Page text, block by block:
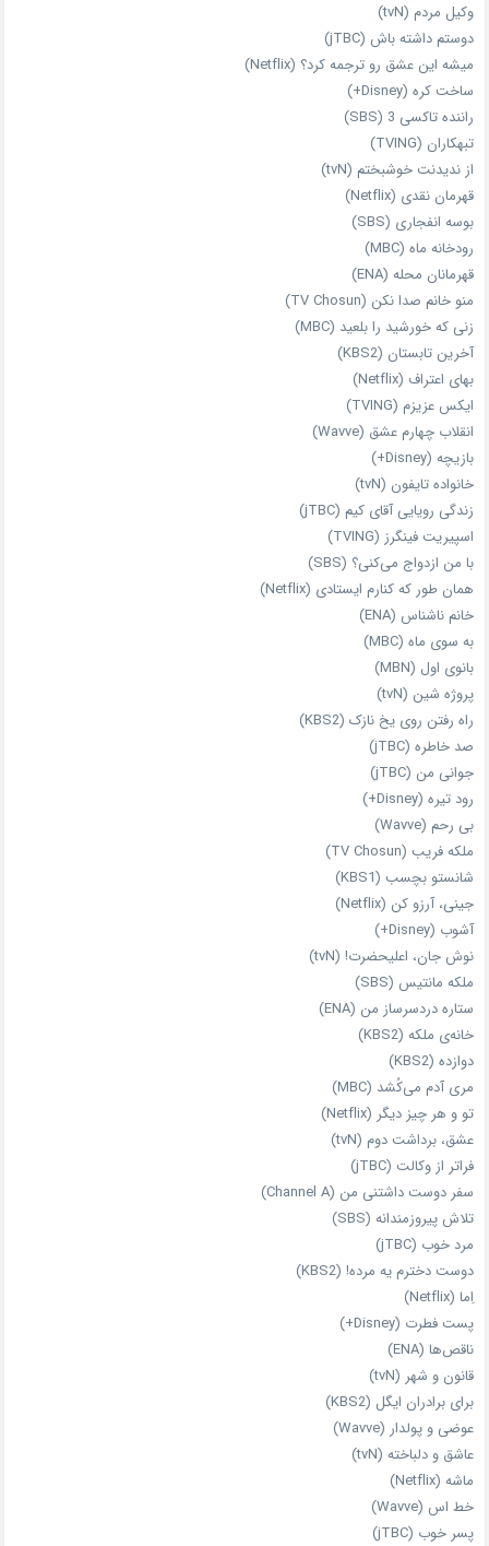
وکیل مردم (tvN)
دوستم داشته باش (jTBC)
میشه این عشق رو ترجمه کرد؟ (Netflix)
ساخت کره (Disney+)
راننده تاکسی 3 (SBS)
تبهکاران (TVING)
از ندیدنت خوشبختم (tvN)
قهرمان نقدی (Netflix)
بوسه انفجاری (SBS)
رودخانه ماه (MBC)
قهرمانان محله (ENA)
منو خانم صدا نکن (TV Chosun)
زنی که خورشید را بلعید (MBC)
آخرین تابستان (KBS2)
بهای اعتراف (Netflix)
ایکس عزیزم (TVING)
انقلاب چهارم عشق (Wavve)
بازیچه (Disney+)
خانواده تایفون (tvN)
زندگی رویایی آقای کیم (jTBC)
اسپیریت فینگرز (TVING)
با من ازدواج می‌کنی؟ (SBS)
همان‌ طور که کنارم ایستادی (Netflix)
خانم ناشناس (ENA)
به سوی ماه (MBC)
بانوی اول (MBN)
پروژه شین (tvN)
راه رفتن روی یخ نازک (KBS2)
صد خاطره (jTBC)
جوانی من (jTBC)
رود تیره (Disney+)
بی‌ رحم (Wavve)
ملکه فریب (TV Chosun)
شانستو بچسب (KBS1)
جینی، آرزو کن (Netflix)
آشوب (Disney+)
نوش جان، اعلیحضرت! (tvN)
ملکه‌ مانتیس (SBS)
ستاره دردسرساز من (ENA)
خانه‌ی ملکه (KBS2)
دوازده (KBS2)
مری آدم می‌کُشد (MBC)
تو و هر چیز دیگر (Netflix)
عشق، برداشت دوم (tvN)
فراتر از وکالت (jTBC)
سفر دوست‌ داشتنی من (Channel A)
تلاش پیروزمندانه (SBS)
مرد خوب (jTBC)
دوست دخترم یه مرده! (KBS2)
اِما (Netflix)
پست فطرت (Disney+)
ناقص‌ها (ENA)
قانون و شهر (tvN)
برای برادران ایگل (KBS2)
عوضی و پولدار (Wavve)
عاشق و دلباخته (tvN)
ماشه (Netflix)
خط اس (Wavve)
پسر خوب (jTBC)